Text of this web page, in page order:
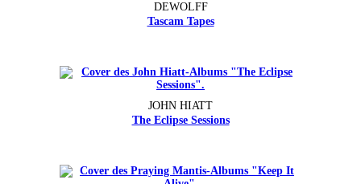
DEWOLFF
Tascam Tapes
JOHN HIATT
The Eclipse Sessions